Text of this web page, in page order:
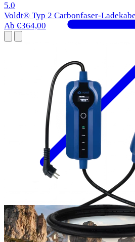
5.0
Voldt® Typ 2 Carbonfaser-
Ab €364,00